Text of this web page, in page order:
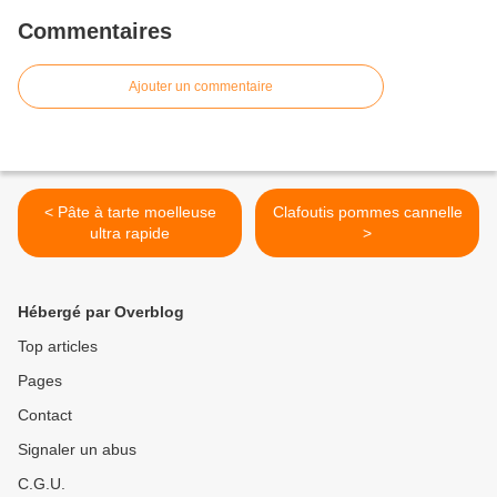
Commentaires
Ajouter un commentaire
< Pâte à tarte moelleuse
ultra rapide
Clafoutis pommes cannelle
>
Hébergé par Overblog
Top articles
Pages
Contact
Signaler un abus
C.G.U.